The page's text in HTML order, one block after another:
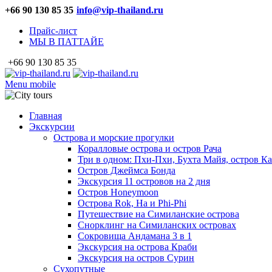
+66 90 130 85 35 info@vip-thailand.ru
Прайс-лист
МЫ В ПАТТАЙЕ
+66 90 130 85 35
Menu mobile
Главная
Экскурсии
Острова и морские прогулки
Коралловые острова и остров Рача
Три в одном: Пхи-Пхи, Бухта Майя, остров
Остров Джеймса Бонда
Экскурсия 11 островов на 2 дня
Остров Honeymoon
Острова Rok, Ha и Phi-Phi
Путешествие на Симиланские острова
Снорклинг на Симиланских островах
Сокровища Андамана 3 в 1
Экскурсия на острова Краби
Экскурсия на остров Сурин
Сухопутные